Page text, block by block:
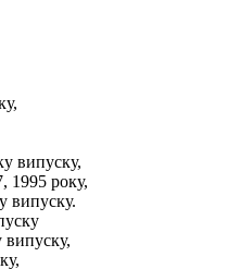
випуску,
1995 року,
випуску.